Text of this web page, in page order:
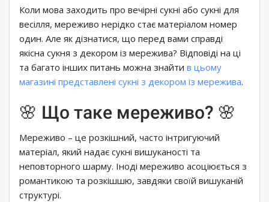
Коли мова заходить про вечірні сукні або сукні для
весілля, мереживо нерідко стає матеріалом номер
один. Але як дізнатися, що перед вами справді
якісна сукня з декором із мережива? Відповіді на ці
та багато інших питань можна знайти в цьому
магазині представлені сукні з декором із мережива.
🌸 Що таке мереживо? 🌸
Мереживо – це розкішний, часто інтригуючий
матеріал, який надає сукні вишуканості та
неповторного шарму. Іноді мереживо асоціюється з
романтикою та розкішшю, завдяки своїй вишуканій
структурі.